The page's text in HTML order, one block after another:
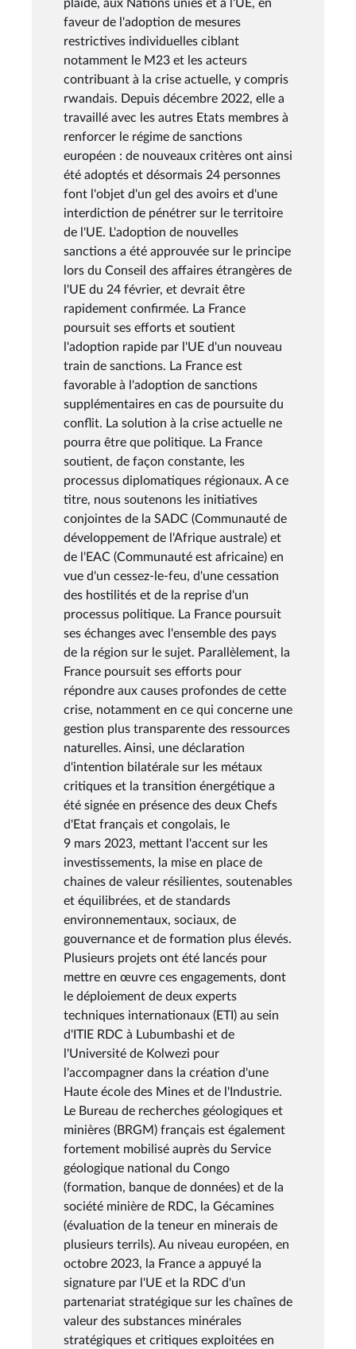
plaide, aux Nations unies et à l'UE, en
faveur de l'adoption de mesures
restrictives individuelles ciblant
notamment le M23 et les acteurs
contribuant à la crise actuelle, y compris
rwandais. Depuis décembre 2022, elle a
travaillé avec les autres Etats membres à
renforcer le régime de sanctions
européen : de nouveaux critères ont ainsi
été adoptés et désormais 24 personnes
font l'objet d'un gel des avoirs et d'une
interdiction de pénétrer sur le territoire
de l'UE. L'adoption de nouvelles
sanctions a été approuvée sur le principe
lors du Conseil des affaires étrangères de
l'UE du 24 février, et devrait être
rapidement confirmée. La France
poursuit ses efforts et soutient
l'adoption rapide par l'UE d'un nouveau
train de sanctions. La France est
favorable à l'adoption de sanctions
supplémentaires en cas de poursuite du
conflit. La solution à la crise actuelle ne
pourra être que politique. La France
soutient, de façon constante, les
processus diplomatiques régionaux. A ce
titre, nous soutenons les initiatives
conjointes de la SADC (Communauté de
développement de l'Afrique australe) et
de l'EAC (Communauté est africaine) en
vue d'un cessez-le-feu, d'une cessation
des hostilités et de la reprise d'un
processus politique. La France poursuit
ses échanges avec l'ensemble des pays
de la région sur le sujet. Parallèlement, la
France poursuit ses efforts pour
répondre aux causes profondes de cette
crise, notamment en ce qui concerne une
gestion plus transparente des ressources
naturelles. Ainsi, une déclaration
d'intention bilatérale sur les métaux
critiques et la transition énergétique a
été signée en présence des deux Chefs
d'Etat français et congolais, le
9 mars 2023, mettant l'accent sur les
investissements, la mise en place de
chaines de valeur résilientes, soutenables
et équilibrées, et de standards
environnementaux, sociaux, de
gouvernance et de formation plus élevés.
Plusieurs projets ont été lancés pour
mettre en œuvre ces engagements, dont
le déploiement de deux experts
techniques internationaux (ETI) au sein
d'ITIE RDC à Lubumbashi et de
l'Université de Kolwezi pour
l'accompagner dans la création d'une
Haute école des Mines et de l'Industrie.
Le Bureau de recherches géologiques et
minières (BRGM) français est également
fortement mobilisé auprès du Service
géologique national du Congo
(formation, banque de données) et de la
société minière de RDC, la Gécamines
(évaluation de la teneur en minerais de
plusieurs terrils). Au niveau européen, en
octobre 2023, la France a appuyé la
signature par l'UE et la RDC d'un
partenariat stratégique sur les chaînes de
valeur des substances minérales
stratégiques et critiques exploitées en